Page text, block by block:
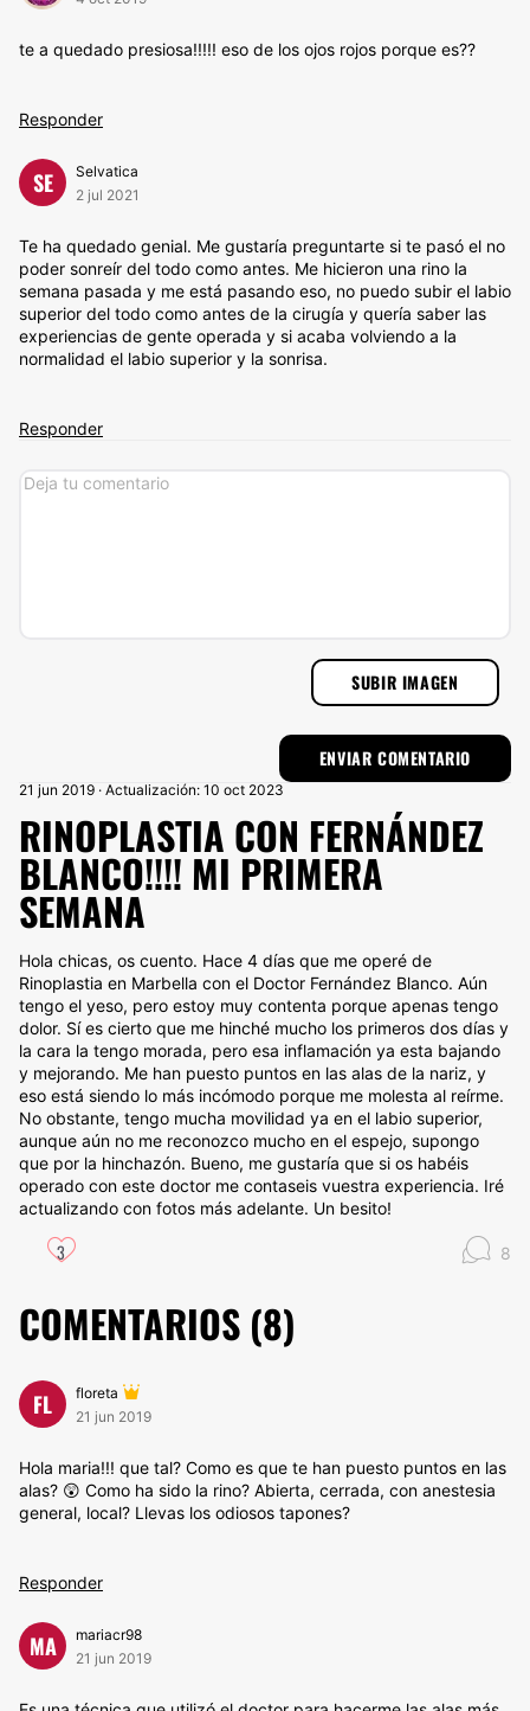
te a quedado presiosa!!!!! eso de los ojos rojos porque es??
Responder
SE
Selvatica
2 jul 2021
Te ha quedado genial. Me gustaría preguntarte si te pasó el no
poder sonreír del todo como antes. Me hicieron una rino la
semana pasada y me está pasando eso, no puedo subir el labio
superior del todo como antes de la cirugía y quería saber las
experiencias de gente operada y si acaba volviendo a la
normalidad el labio superior y la sonrisa.
Responder
SUBIR IMAGEN
21 jun 2019 · Actualización: 10 oct 2023
RINOPLASTIA CON FERNÁNDEZ
BLANCO!!!! MI PRIMERA
SEMANA
Hola chicas, os cuento. Hace 4 días que me operé de
Rinoplastia en Marbella con el Doctor Fernández Blanco. Aún
tengo el yeso, pero estoy muy contenta porque apenas tengo
dolor. Sí es cierto que me hinché mucho los primeros dos días y
la cara la tengo morada, pero esa inflamación ya esta bajando
y mejorando. Me han puesto puntos en las alas de la nariz, y
eso está siendo lo más incómodo porque me molesta al reírme.
No obstante, tengo mucha movilidad ya en el labio superior,
aunque aún no me reconozco mucho en el espejo, supongo
que por la hinchazón. Bueno, me gustaría que si os habéis
operado con este doctor me contaseis vuestra experiencia. Iré
actualizando con fotos más adelante. Un besito!
3 8
COMENTARIOS (8)
FL
floreta
21 jun 2019
Hola maria!!! que tal? Como es que te han puesto puntos en las
alas? 😲 Como ha sido la rino? Abierta, cerrada, con anestesia
general, local? Llevas los odiosos tapones?
Responder
MA
mariacr98
21 jun 2019